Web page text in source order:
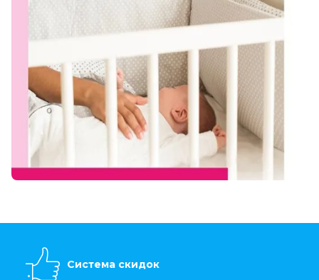
Система скидок